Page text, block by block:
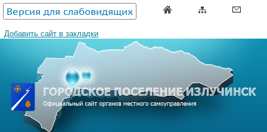
Версия для слабовидящих
Добавить сайт в закладки